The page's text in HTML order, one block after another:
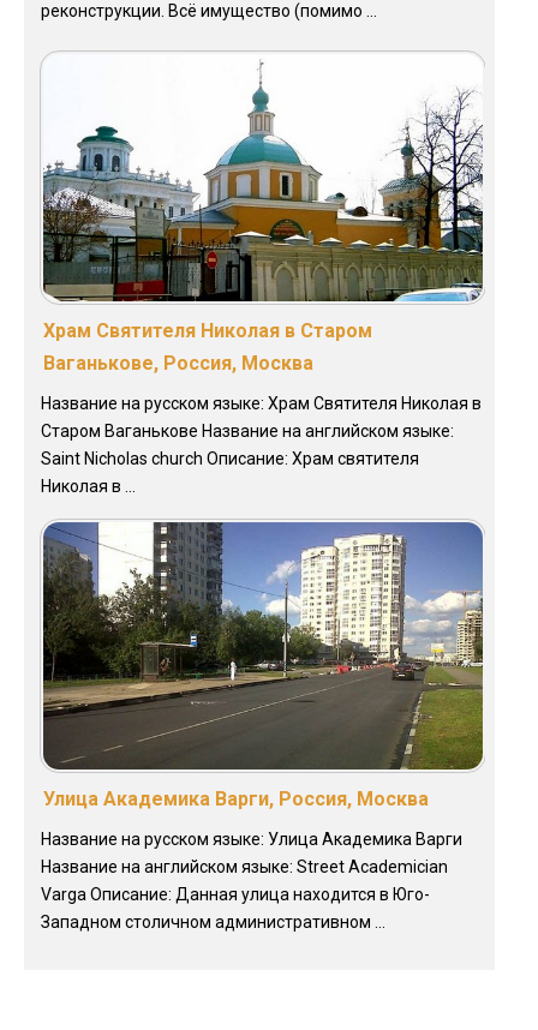
реконструкции. Всё имущество (помимо ...
Храм Святителя Николая в Старом
Ваганькове, Россия, Москва
Название на русском языке: Храм Святителя Николая в
Старом Ваганькове Название на английском языке:
Saint Nicholas church Описание: Храм святителя
Николая в ...
Улица Академика Варги, Россия, Москва
Название на русском языке: Улица Академика Варги
Название на английском языке: Street Academician
Varga Описание: Данная улица находится в Юго-
Западном столичном административном ...